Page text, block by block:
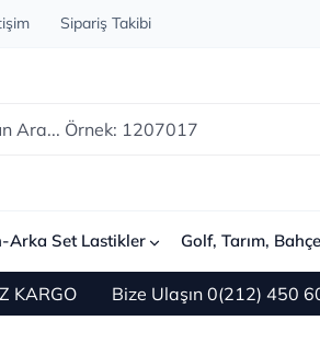
Sipariş Takibi
Arka Set Lastikler Golf, Tarım,
Bize Ulaşın 0(212) 450 60 40